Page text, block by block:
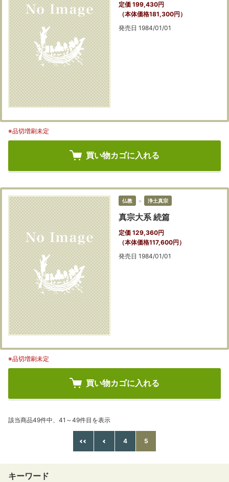
定価 199,430円
（本体価格181,300円）
発売日 1984/01/01
※品切増刷未定
買い物カゴに入れる
仏教 ＞ 浄土真宗
真宗大系 続篇
定価 129,360円
（本体価格117,600円）
発売日 1984/01/01
※品切増刷未定
買い物カゴに入れる
該当商品49件中、41～49件目を表示
4 5
キーワード